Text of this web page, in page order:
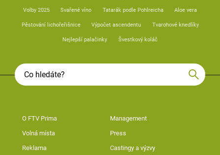
Volby 2025 Svařené víno Tatarák podle Pohlreicha Aloe vera
Pěstování lichořeřišnice Výpočet ascendentu Tvarohové knedlíky
Nejlepší palačinky Švestkový koláč
O FTV Prima Management
Volná místa Press
Reklama Castingy a výzvy